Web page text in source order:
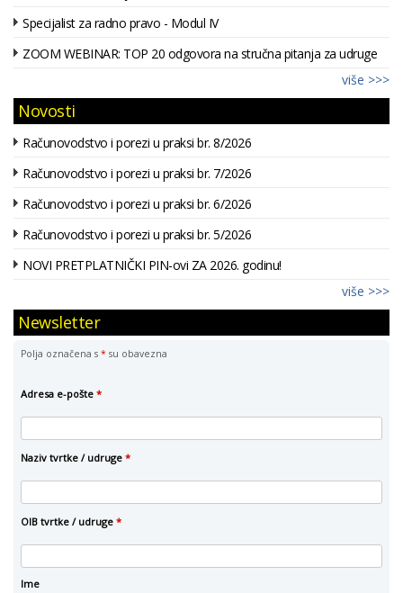
Specijalist za radno pravo - Modul IV
ZOOM WEBINAR: TOP 20 odgovora na stručna pitanja za udruge
više >>>
Novosti
Računovodstvo i porezi u praksi br. 8/2026
Računovodstvo i porezi u praksi br. 7/2026
Računovodstvo i porezi u praksi br. 6/2026
Računovodstvo i porezi u praksi br. 5/2026
NOVI PRETPLATNIČKI PIN-ovi ZA 2026. godinu!
više >>>
Newsletter
Polja označena s * su obavezna
Adresa e-pošte *
Naziv tvrtke / udruge *
OIB tvrtke / udruge *
Ime